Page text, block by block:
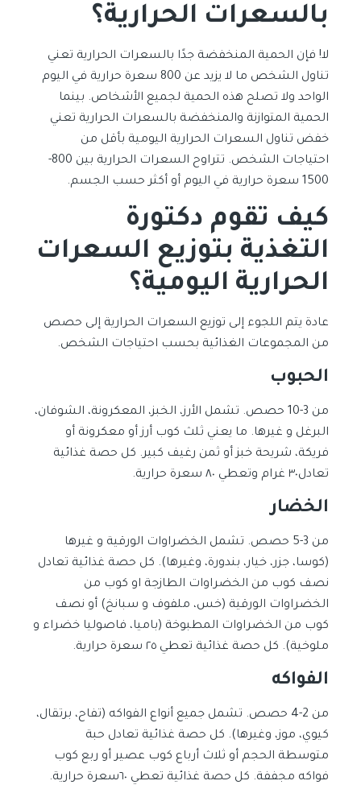
بالسعرات الحرارية؟
لا! فإن الحمية المنخفضة جدًا بالسعرات الحرارية تعني
تناول الشخص ما لا يزيد عن 800 سعرة حرارية في اليوم
الواحد ولا تصلح هذه الحمية لجميع الأشخاص. بينما
الحمية المتوازنة والمنخفضة بالسعرات الحرارية تعني
خفض تناول السعرات الحرارية اليومية بأقل من
احتياجات الشخص. تتراوح السعرات الحرارية بين 800-
1500 سعرة حرارية في اليوم أو أكثر حسب الجسم.
كيف تقوم دكتورة
التغذية بتوزيع السعرات
الحرارية اليومية؟
عادة يتم اللجوء إلى توزيع السعرات الحرارية إلى حصص
من المجموعات الغذائية بحسب احتياجات الشخص.
الحبوب
من 3-10 حصص. تشمل الأرز، الخبز، المعكرونة، الشوفان،
البرغل و غيرها. ما يعني ثلث كوب أرز أو معكرونة أو
فريكة، شريحة خبز أو ثمن رغيف كبير. كل حصة غذائية
تعادل٣٠ غرام وتعطي ٨٠ سعرة حرارية.
الخضار
من 3-5 حصص. تشمل الخضراوات الورقية و غيرها
(كوسا، جزر، خيار، بندورة، وغيرها). كل حصة غذائية تعادل
نصف كوب من الخضراوات الطازجة او كوب من
الخضراوات الورقية (خس، ملفوف و سبانخ) أو نصف
كوب من الخضراوات المطبوخة (باميا، فاصوليا خضراء و
ملوخية). كل حصة غذائية تعطي ٢٥ سعرة حرارية.
الفواكه
من 2-4 حصص. تشمل جميع أنواع الفواكه (تفاح، برتقال،
كيوي، موز، وغيرها). كل حصة غذائية تعادل حبة
متوسطة الحجم أو ثلاث أرباع كوب عصير أو ربع كوب
فواكه مجففة. كل حصة غذائية تعطي ٦٠سعرة حرارية.